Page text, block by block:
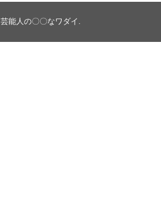
芸能人の〇〇なワダイ